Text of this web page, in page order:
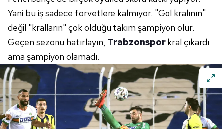
Yani bu iş sadece forvetlere kalmıyor. "Gol kralının"
değil "kralların" çok olduğu takım şampiyon olur.
Geçen sezonu hatırlayın, Trabzonspor kral çıkardı
ama şampiyon olamadı.